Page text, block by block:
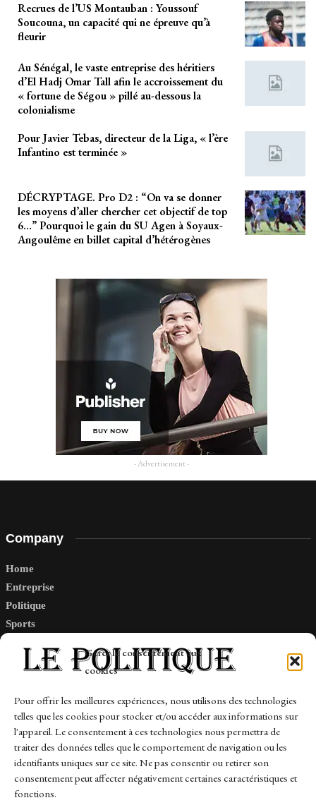
Gérer le consentement aux
cookies
Pour offrir les meilleures expériences, nous utilisons des technologies
telles que les cookies pour stocker et/ou accéder aux informations sur
l'appareil. Le consentement à ces technologies nous permettra de
traiter des données telles que le comportement de navigation ou les
identifiants uniques sur ce site. Ne pas consentir ou retirer son
consentement peut affecter négativement certaines caractéristiques et
fonctions.
Recrues de l’US Montauban : Youssouf
Soucouna, un capacité qui ne épreuve qu’à
fleurir
Au Sénégal, le vaste entreprise des héritiers
d’El Hadj Omar Tall afin le accroissement du
« fortune de Ségou » pillé au-dessous la
colonialisme
Pour Javier Tebas, directeur de la Liga, « l’ère
Infantino est terminée »
DÉCRYPTAGE. Pro D2 : “On va se donner
les moyens d’aller chercher cet objectif de top
6…” Pourquoi le gain du SU Agen à Soyaux-
Angoulême en billet capital d’hétérogènes
- Advertisement -
Company
Home
Entreprise
Politique
Sports
Links
Contact
Sitemap